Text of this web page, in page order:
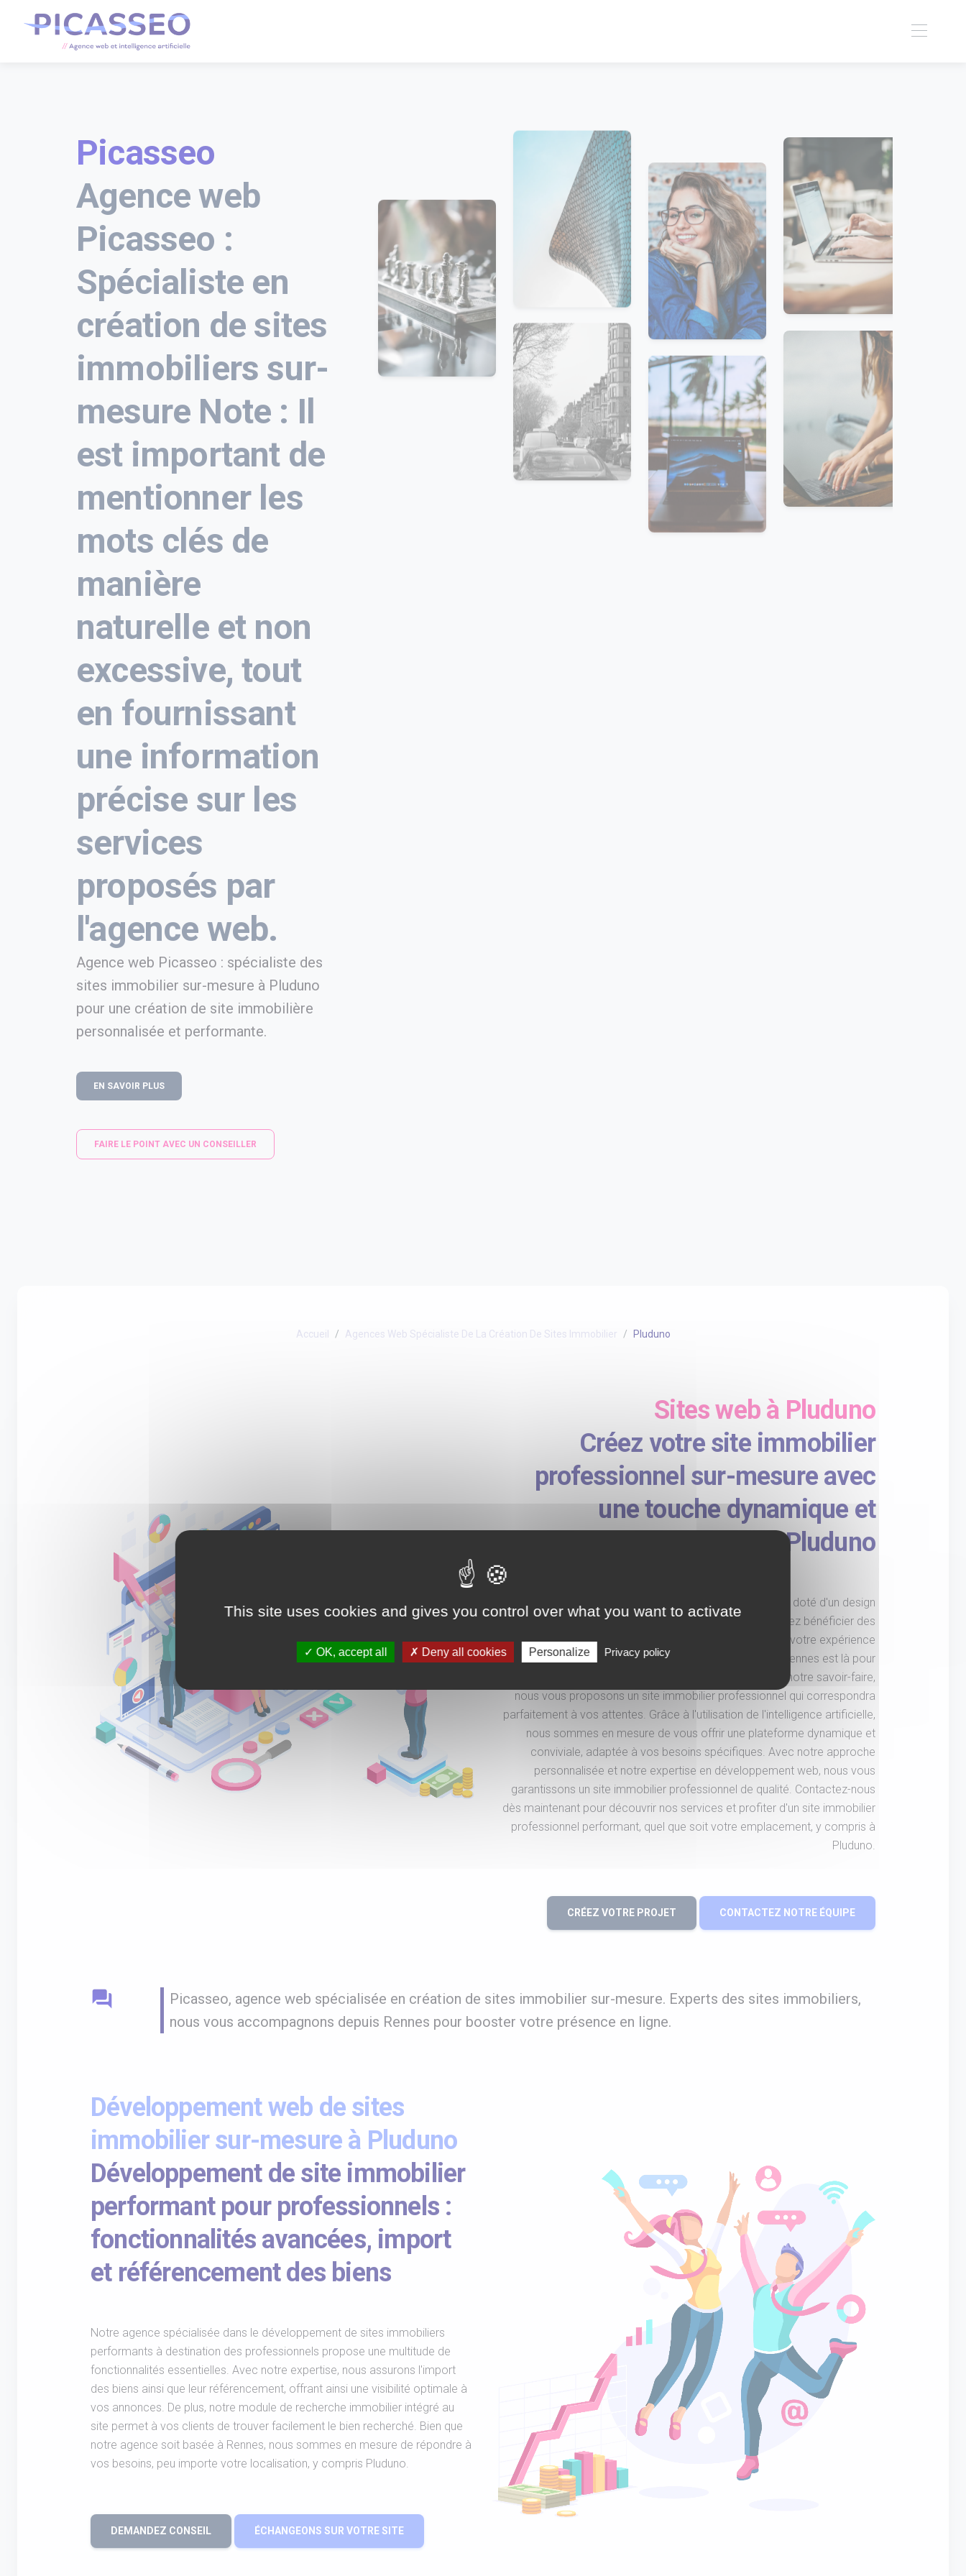
Picasseo
Agence web
Picasseo :
Spécialiste en
création de sites
immobiliers sur-
mesure Note : Il
est important de
mentionner les
mots clés de
manière
naturelle et non
excessive, tout
en fournissant
une information
précise sur les
services
proposés par
l'agence web.
Agence web Picasseo : spécialiste des
sites immobilier sur-mesure à Pluduno
pour une création de site immobilière
personnalisée et performante.
EN SAVOIR PLUS
FAIRE LE POINT AVEC UN CONSEILLER
Accueil Agences Web Spécialiste De La Création De Sites Immobilier Pluduno
Sites web à Pluduno
Créez votre site immobilier
professionnel sur-mesure avec
une touche dynamique et
l'intelligence artificielle à Pluduno
Vous êtes à la recherche d'un site immobilier professionnel doté d'un design
sur-mesure et d'une interface dynamique ? Vous souhaitez bénéficier des
avantages de l'intelligence artificielle pour optimiser votre expérience
utilisateur ? Ne cherchez plus, notre agence basée à Rennes est là pour
répondre à tous vos besoins. Avec notre expertise et notre savoir-faire,
nous vous proposons un site immobilier professionnel qui correspondra
parfaitement à vos attentes. Grâce à l'utilisation de l'intelligence artificielle,
nous sommes en mesure de vous offrir une plateforme dynamique et
conviviale, adaptée à vos besoins spécifiques. Avec notre approche
personnalisée et notre expertise en développement web, nous vous
garantissons un site immobilier professionnel de qualité. Contactez-nous
dès maintenant pour découvrir nos services et profiter d'un site immobilier
professionnel performant, quel que soit votre emplacement, y compris à
Pluduno.
CRÉEZ VOTRE PROJET CONTACTEZ NOTRE ÉQUIPE
question_answer
Picasseo, agence web spécialisée en création de sites immobilier sur-mesure. Experts des sites immobiliers,
nous vous accompagnons depuis Rennes pour booster votre présence en ligne.
Développement web de sites
immobilier sur-mesure à Pluduno
Développement de site immobilier
performant pour professionnels :
fonctionnalités avancées, import
et référencement des biens
Notre agence spécialisée dans le développement de sites immobiliers
performants à destination des professionnels propose une multitude de
fonctionnalités essentielles. Avec notre expertise, nous assurons l'import
des biens ainsi que leur référencement, offrant ainsi une visibilité optimale à
vos annonces. De plus, notre module de recherche immobilier intégré au
site permet à vos clients de trouver facilement le bien recherché. Bien que
notre agence soit basée à Rennes, nous sommes en mesure de répondre à
vos besoins, peu importe votre localisation, y compris Pluduno.
DEMANDEZ CONSEIL ÉCHANGEONS SUR VOTRE SITE
This site uses cookies and gives you control over what you want to activate
OK, accept all Deny all cookies Personalize Privacy policy